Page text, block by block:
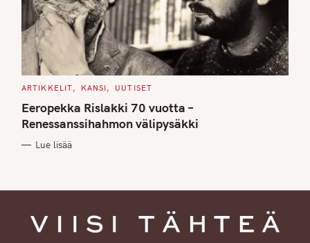
C
T
E
G
O
I
ARTIKKELIT KANSI UUTISET
Eeropekka Rislakki 70 vuotta –
Renessanssihahmon välipysäkki
Lue lisää